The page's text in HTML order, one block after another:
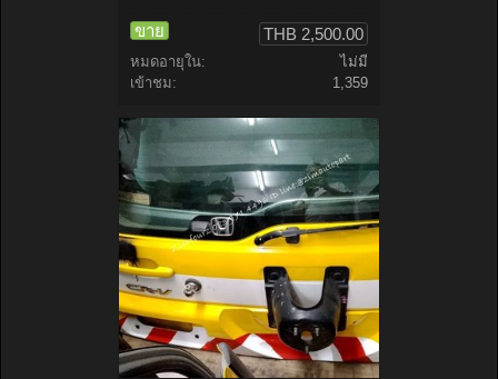
ขาย THB 2,500.00
หมดอายุใน:
ไม่มี
เข้าชม:
1,359